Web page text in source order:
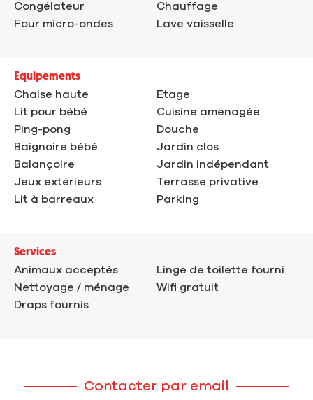
Congélateur
Four micro-ondes
Chauffage
Lave vaisselle
Equipements
Chaise haute
Lit pour bébé
Ping-pong
Baignoire bébé
Balançoire
Jeux extérieurs
Lit à barreaux
Etage
Cuisine aménagée
Douche
Jardin clos
Jardin indépendant
Terrasse privative
Parking
Services
Animaux acceptés
Nettoyage / ménage
Draps fournis
Linge de toilette fourni
Wifi gratuit
Contacter par email